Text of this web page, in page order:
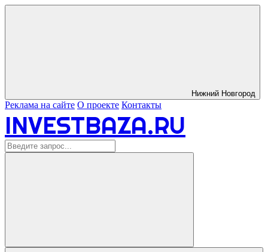
Нижний Новгород
Реклама на сайте О проекте Контакты
INVESTBAZA.RU